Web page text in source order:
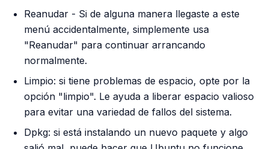
Reanudar - Si de alguna manera llegaste a este
menú accidentalmente, simplemente usa
"Reanudar" para continuar arrancando
normalmente.
Limpio: si tiene problemas de espacio, opte por la
opción "limpio". Le ayuda a liberar espacio valioso
para evitar una variedad de fallos del sistema.
Dpkg: si está instalando un nuevo paquete y algo